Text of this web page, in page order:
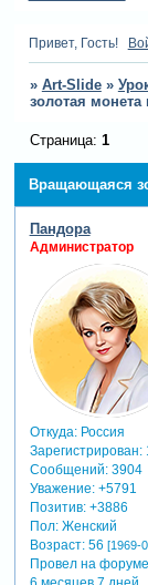
Привет, Гость!
» Art-Slide »
золотая
Вращающаяся
Страница: 1
Пандора
Администратор
Откуда:Россия
Зарегистрирован:
Сообщений:3904
Уважение: +5791
Позитив: +3886
Пол:Женский
Возраст:56 [1969-
Провел на